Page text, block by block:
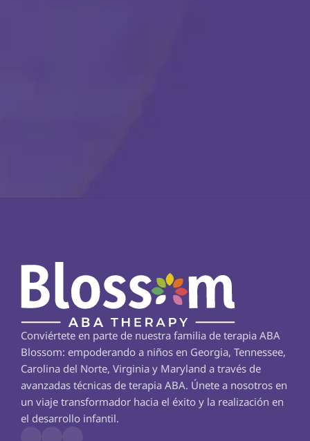
Conviértete en parte de nuestra familia de terapia ABA
Blossom: empoderando a niños en Georgia, Tennessee,
Carolina del Norte, Virginia y Maryland a través de
avanzadas técnicas de terapia ABA. Únete a nosotros en
un viaje transformador hacia el éxito y la realización en
el desarrollo infantil.